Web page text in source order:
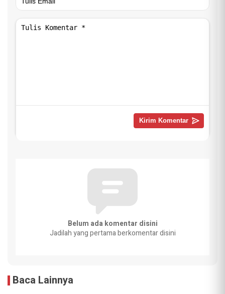
Belum ada komentar disini
Jadilah yang pertama berkomentar disini
Baca Lainnya